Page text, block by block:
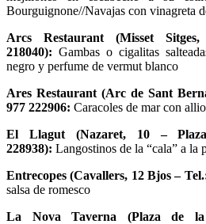
Bourguignone//Navajas con vinagreta
Arcs Restaurant (Misset
218040): Gambas o cigalitas
negro y perfume de vermut blanco
Ares Restaurant (Arc de Sant
977 222906: Caracoles de mar con
El Llagut (Nazaret, 10 –
228938): Langostinos de la “cala” a la
Entrecopes (Cavallers, 12 Bjos –
salsa de romesco
La Nova Taverna (Plaza de